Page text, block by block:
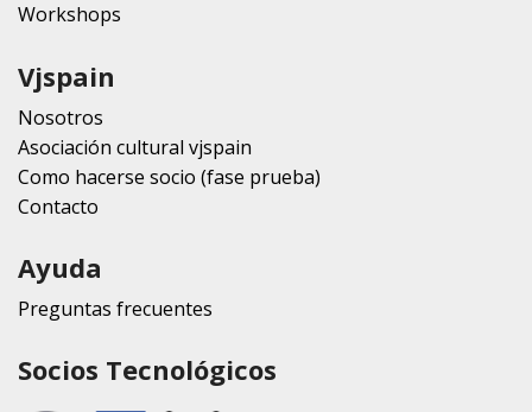
Workshops
Vjspain
Nosotros
Asociación cultural vjspain
Como hacerse socio (fase prueba)
Contacto
Ayuda
Preguntas frecuentes
Socios Tecnológicos